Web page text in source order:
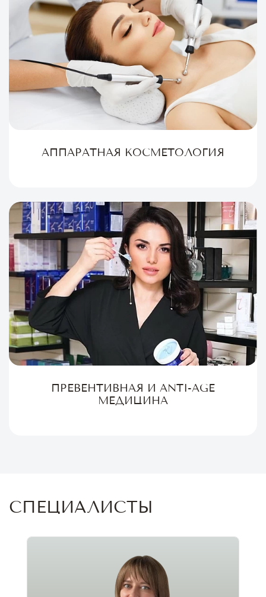
АППАРАТНАЯ КОСМЕТОЛОГИЯ
ПРЕВЕНТИВНАЯ И ANTI-AGE
МЕДИЦИНА
СПЕЦИАЛИСТЫ